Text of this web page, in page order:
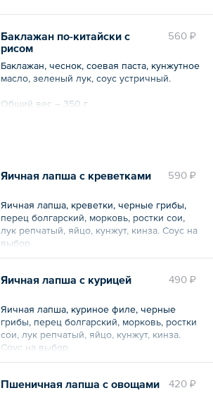
Общий вес – 300 г 560 ₽
Баклажан по-китайски с
рисом
Баклажан, чеснок, соевая паста, кунжутное
масло, зеленый лук, соус устричный.
Общий вес – 350 г
590 ₽
Яичная лапша с креветками
Яичная лапша, креветки, черные грибы,
перец болгарский, морковь, ростки сои,
лук репчатый, яйцо, кунжут, кинза. Соус на
выбор.
490 ₽
Яичная лапша с курицей
Яичная лапша, куриное филе, черные
грибы, перец болгарский, морковь, ростки
сои, лук репчатый, яйцо, кунжут, кинза.
Соус на выбор.
420 ₽
Пшеничная лапша с овощами